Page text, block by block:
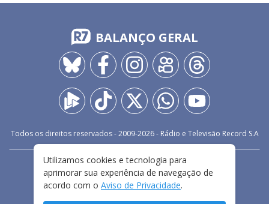
BALANÇO GERAL
Todos os direitos reservados - 2009-2026- Rádio e Televisão Record S.A
FALE CONOSCO
PRIVACIDADE
TERMOS E CONDIÇÕES DE USO
Utilizamos cookies e tecnologia para
aprimorar sua experiência de navegação de
acordo com o Aviso de Privacidade.